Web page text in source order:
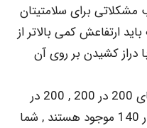
سلامتیتان
کمی بالاتر از
بر روی آن
تشک های دونفره در سایزهای 200 در 200 , 200 در
160 و 200 در 140 موجود هستند , شما